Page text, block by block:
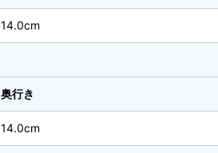
14.0cm
奥行き
14.0cm